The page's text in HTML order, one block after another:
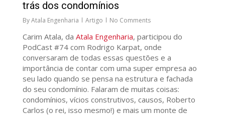
trás dos condomínios
ByAtala Engenharia Artigo No Comments
Carim Atala, da Atala Engenharia, participou do
PodCast #74 com Rodrigo Karpat, onde
conversaram de todas essas questões e a
importância de contar com uma super empresa ao
seu lado quando se pensa na estrutura e fachada
do seu condomínio. Falaram de muitas coisas:
condomínios, vícios construtivos, causos, Roberto
Carlos (o rei, isso mesmo!) e mais um monte de